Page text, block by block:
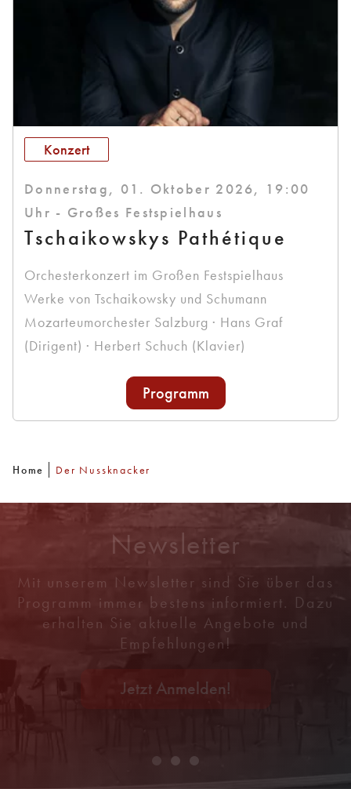
Konzert
Donnerstag, 01. Oktober 2026, 19:00
Uhr - Großes Festspielhaus
Tschaikowskys Pathétique
Orchesterkonzert im Großen Festspielhaus
Werke von Tschaikowsky und Schumann
Mozarteumorchester Salzburg · Hans Graf
(Dirigent) · Herbert Schuch (Klavier)
Programm
Home Der Nussknacker
Newsletter
Mit unserem Newsletter sind Sie über das
Programm immer bestens informiert. Dazu
erhalten Sie aktuelle Angebote und
Empfehlungen!
Jetzt Anmelden!